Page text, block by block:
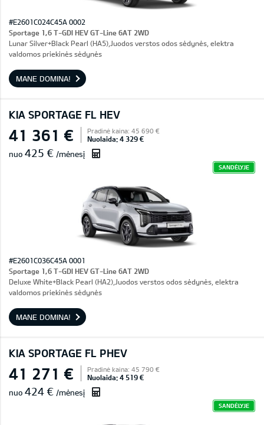
#E2601C024C45A 0002
Sportage 1,6 T-GDI HEV GT-Line 6AT 2WD
Lunar Silver+Black Pearl (HA5),Juodos verstos odos sėdynės, elektra
valdomos priekinės sėdynės
MANE DOMINA!
KIA SPORTAGE FL HEV
41 361 € Pradinė kaina: 45 690 €
Nuolaida: 4 329 €
nuo 425 € /mėnesį
SANDĖLYJE
#E2601C036C45A 0001
Sportage 1,6 T-GDI HEV GT-Line 6AT 2WD
Deluxe White+Black Pearl (HA2),Juodos verstos odos sėdynės, elektra
valdomos priekinės sėdynės
MANE DOMINA!
KIA SPORTAGE FL PHEV
41 271 € Pradinė kaina: 45 790 €
Nuolaida: 4 519 €
nuo 424 € /mėnesį
SANDĖLYJE